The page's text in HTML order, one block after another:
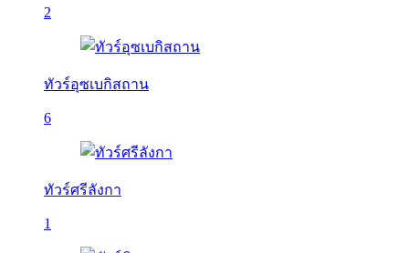
2
ทัวร์อุซเบกิสถาน
6
ทัวร์ศรีลังกา
1